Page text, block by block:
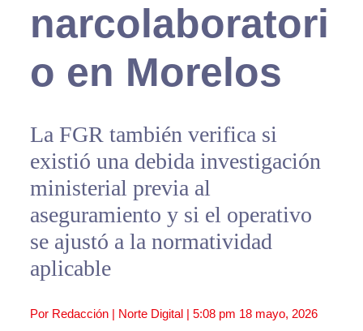
narcolaboratori
o en Morelos
La FGR también verifica si
existió una debida investigación
ministerial previa al
aseguramiento y si el operativo
se ajustó a la normatividad
aplicable
Por Redacción | Norte Digital | 5:08 pm 18 mayo, 2026